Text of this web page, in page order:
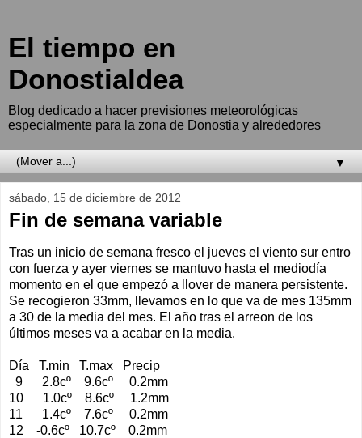
El tiempo en
Donostialdea
Blog dedicado a hacer previsiones meteorológicas
especialmente para la zona de Donostia y alrededores
▼
sábado, 15 de diciembre de 2012
Fin de semana variable
Tras un inicio de semana fresco el jueves el viento sur entro
con fuerza y ayer viernes se mantuvo hasta el mediodía
momento en el que empezó a llover de manera persistente.
Se recogieron 33mm, llevamos en lo que va de mes 135mm
a 30 de la media del mes. El año tras el arreon de los
últimos meses va a acabar en la media.
Día T.min T.max Precip
9 2.8cº 9.6cº 0.2mm
10 1.0cº 8.6cº 1.2mm
11 1.4cº 7.6cº 0.2mm
12 -0.6cº 10.7cº 0.2mm